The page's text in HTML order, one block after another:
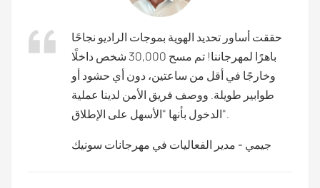
حققت أساور تحديد الهوية بموجات الراديو نجاحًا
باهرًا لمهرجاننا! تم مسح 30,000 شخص داخلًا
وخارجًا في أقل من ساعتين، دون أي حشود أو
طوابير طويلة. ووصف فريق الأمن لدينا عملية
الدخول بأنها "الأسهل على الإطلاق".
جيمي - مدير الفعاليات في مهرجانات سونيك